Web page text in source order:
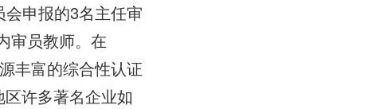
申报的3名主任审
审员教师。在
丰富的综合性认证
许多著名企业如